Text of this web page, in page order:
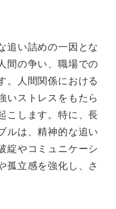
追い詰めの一因とな
間の争い、職場での
。人間関係における
いストレスをもたら
こします。特に、長
ルは、精神的な追い
綻やコミュニケーシ
孤立感を強化し、さ